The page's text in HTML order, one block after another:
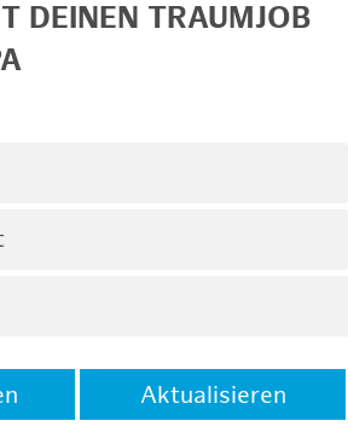
DEINEN TRAUMJOB
Aktualisieren